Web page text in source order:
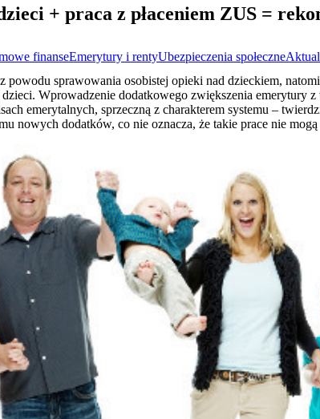
+ praca z płaceniem ZUS =
finanseEmerytury i rentyUbezpieczenia społeczne
powodu sprawowania osobistej opieki nad dzieckiem,
Wprowadzenie dodatkowego zwiększenia emerytury
emerytalnych, sprzeczną z charakterem systemu –
nowych dodatków, co nie oznacza, że takie prace nie mogą